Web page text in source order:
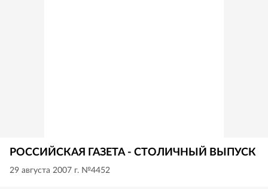
РОССИЙСКАЯ ГАЗЕТА - СТОЛИЧНЫЙ ВЫПУСК
29 августа 2007 г. №4452